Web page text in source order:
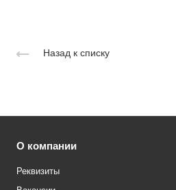
Назад к списку
О компании
Реквизиты